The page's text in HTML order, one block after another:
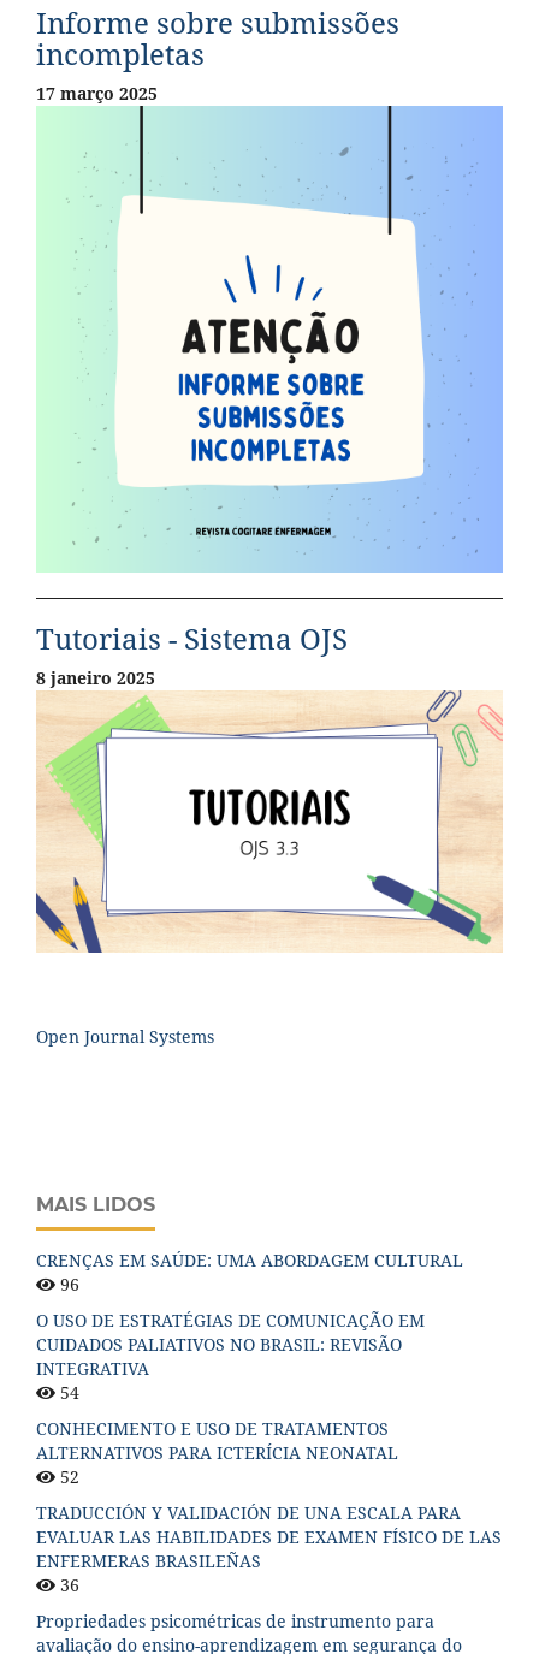
Informe sobre submissões
incompletas
17 março 2025
Tutoriais - Sistema OJS
8 janeiro 2025
Open Journal Systems
MAIS LIDOS
CRENÇAS EM SAÚDE: UMA ABORDAGEM CULTURAL
96
O USO DE ESTRATÉGIAS DE COMUNICAÇÃO EM
CUIDADOS PALIATIVOS NO BRASIL: REVISÃO
INTEGRATIVA
54
CONHECIMENTO E USO DE TRATAMENTOS
ALTERNATIVOS PARA ICTERÍCIA NEONATAL
52
TRADUCCIÓN Y VALIDACIÓN DE UNA ESCALA PARA
EVALUAR LAS HABILIDADES DE EXAMEN FÍSICO DE LAS
ENFERMERAS BRASILEÑAS
36
Propriedades psicométricas de instrumento para
avaliação do ensino-aprendizagem em segurança do